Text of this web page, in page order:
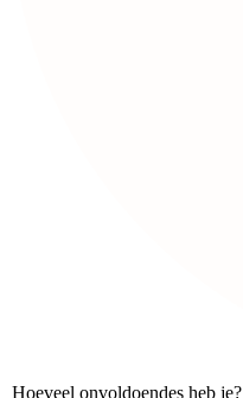
Hoeveel onvoldoendes heb je?